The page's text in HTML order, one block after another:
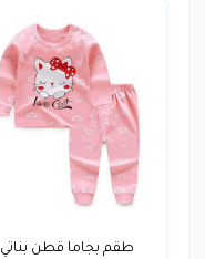
طقم بجاما قطن بناتي